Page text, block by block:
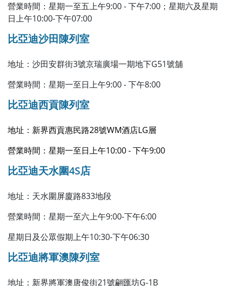
營業時間：星期一至五上午9:00 - 下午7:00；星期六及星期
日上午10:00-下午07:00
比亞迪沙田陳列室
地址：沙田安群街3號京瑞廣場一期地下G51號舖
營業時間：星期一至日上午9:00 - 下午8:00
比亞迪西貢陳列室
地址：新界西貢惠民路28號WM酒店LG層
營業時間：星期一至日上午10:00 - 下午9:00
比亞迪天水圍4S店
地址：天水圍屏廈路833地段
營業時間：星期一至六上午9:00-下午6:00
星期日及公眾假期上午10:30-下午06:30
比亞迪將軍澳陳列室
地址：新界將軍澳唐俊街21號翩匯坊G-1B